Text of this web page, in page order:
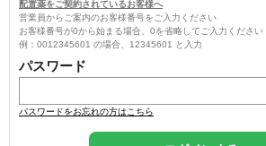
配置薬をご契約されているお客様へ
営業員からご案内のお客様番号をご入力ください
お客様番号が0から始まる場合、0を省略してご入力ください
例：0012345601 の場合、12345601 と入力
パスワード
パスワードをお忘れの方はこちら